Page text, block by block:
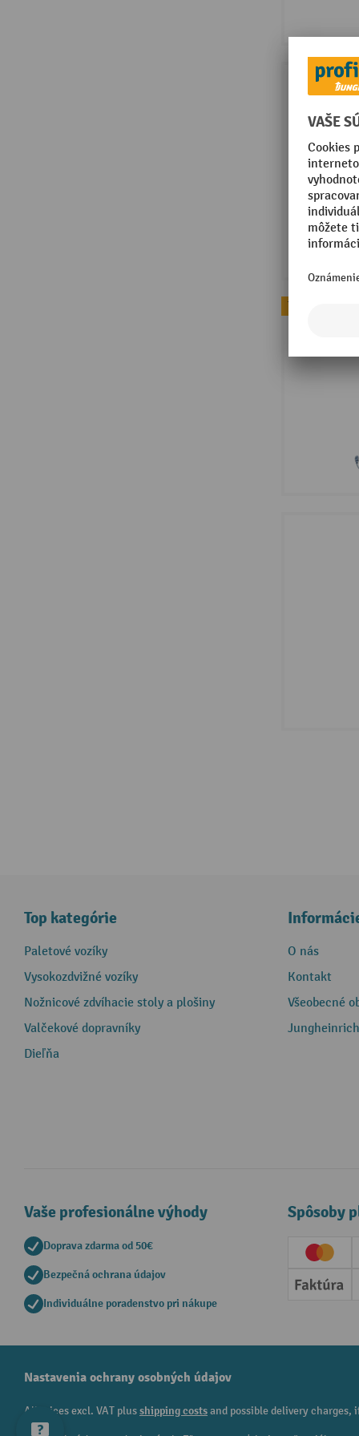
Topseller
Top kategórie
Paletové vozíky
Vysokozdvižné vozíky
Nožnicové zdvíhacie stoly a plošiny
Valčekové dopravníky
Dieľňa
O nás
Kontakt
Všeobecné
Vaše profesionálne výhody
Doprava zdarma od 50€
Bezpečná ochrana údajov
Individuálne poradenstvo pri nákupe
Spôsoby
Faktúra
Nastavenia ochrany osobných údajov
All prices excl. VAT plusshipping costsand possible delivery charges,